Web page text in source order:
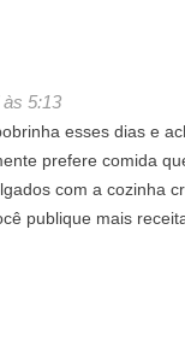
às 5:13
esses dias e
prefere comida
com a cozinha
publique mais